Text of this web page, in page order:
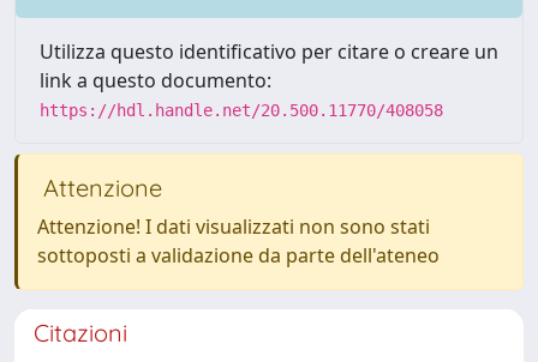
Utilizza questo identificativo per citare o creare un
link a questo documento:
https://hdl.handle.net/20.500.11770/408058
Attenzione
Attenzione! I dati visualizzati non sono stati
sottoposti a validazione da parte dell'ateneo
Citazioni